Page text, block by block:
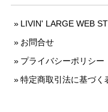
LIVIN' LARGE WEB
お問合せ
プライバシーポリシー
特定商取引法に基づく